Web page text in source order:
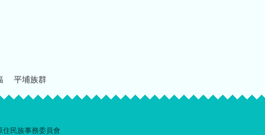
平埔族群
住民族事務委員會